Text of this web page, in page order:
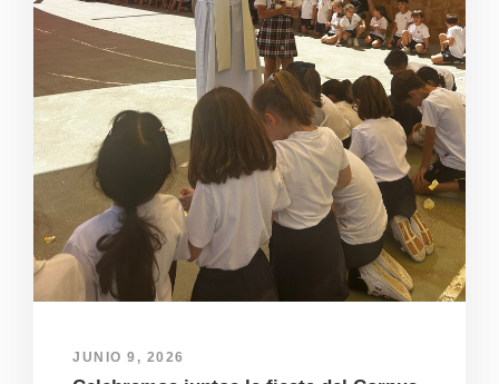
JUNIO 9, 2026